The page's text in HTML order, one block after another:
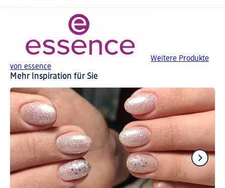
Weitere Produkte
von essence
Mehr Inspiration für Sie